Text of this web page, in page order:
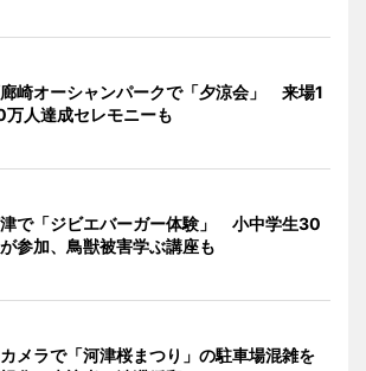
崎オーシャンパークで「夕涼会」 来場1
人達成セレモニーも
で「ジビエバーガー体験」 小中学生30
参加、鳥獣被害学ぶ講座も
メラで「河津桜まつり」の駐車場混雑を